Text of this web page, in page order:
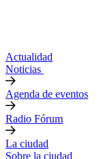
Actualidad
Noticias
Agenda de eventos
Radio Fórum
La ciudad
Sobre la ciudad